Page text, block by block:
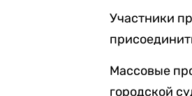
Участники
Массовые
городской